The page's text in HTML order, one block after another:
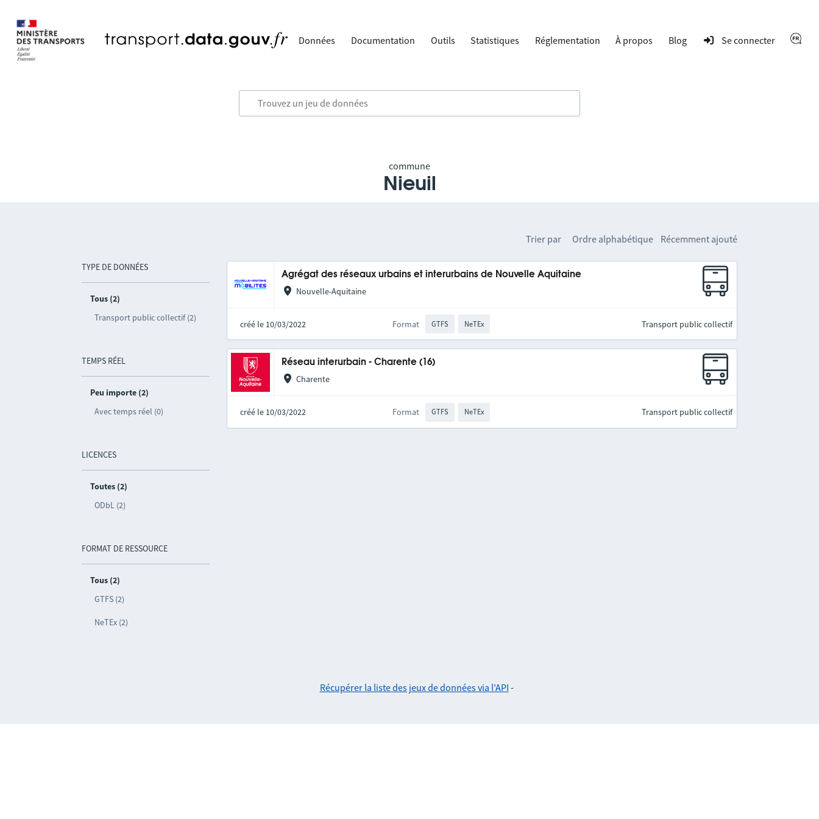
Données Documentation Outils Statistiques Réglementation À propos Blog Se connecter
commune
Nieuil
TYPE DE DONNÉES
Tous (2)
Transport public collectif (2)
TEMPS RÉEL
Peu importe (2)
Avec temps réel (0)
LICENCES
Toutes (2)
ODbL (2)
FORMAT DE RESSOURCE
Tous (2)
GTFS (2)
NeTEx (2)
Trier par Ordre alphabétique Récemment ajouté
Agrégat des réseaux urbains et interurbains de Nouvelle Aquitaine
Nouvelle-Aquitaine
créé le 10/03/2022 Format GTFS NeTEx Transport public collectif
Réseau interurbain - Charente (16)
Charente
créé le 10/03/2022 Format GTFS NeTEx Transport public collectif
Récupérer la liste des jeux de données via l'API -